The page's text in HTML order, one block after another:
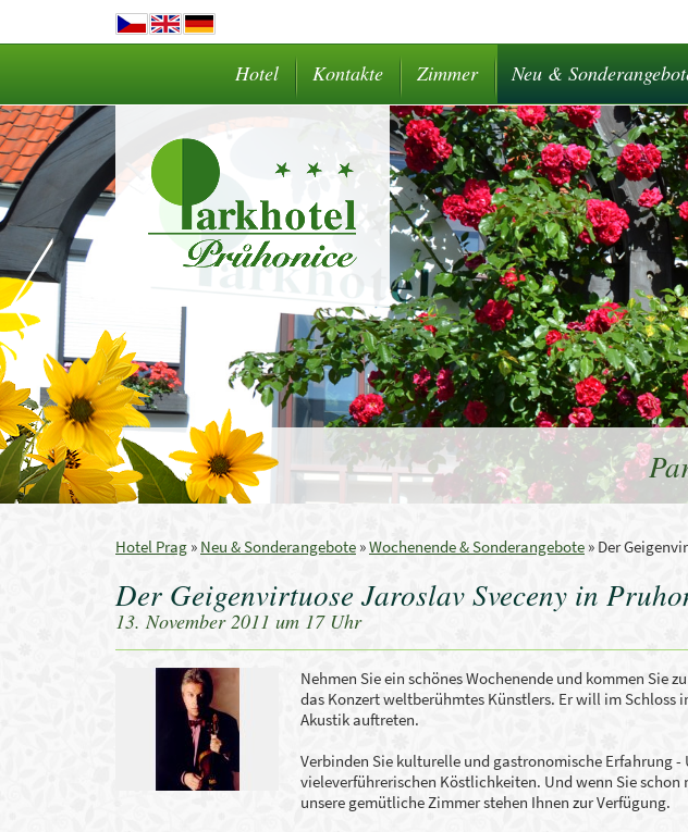
Hotel Kontakte Zimmer Neu &
Hotel Prag » Neu & Sonderangebote »Wochenende & Sonderangebote » Der
Der Geigenvirtuose Jaroslav Sveceny in
13. November 2011 um 17 Uhr
Nehmen Sieein schönesWochenende und kommen Sie zu
das Konzertweltberühmtes Künstlers. Er will im Schloss i
Akustik auftreten.
Verbinden Sie kulturelle und gastronomische Erfahrung-
vieleverführerischen Köstlichkeiten. Und wenn Sieschon
unsere gemütlicheZimmerstehen Ihnen zurVerfügung.